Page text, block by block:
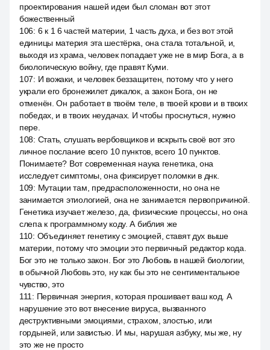
проектирования нашей идеи был сломан вот этот
божественный
106: 6 к 1 6 частей материи, 1 часть духа, и без вот этой
единицы материя эта шестёрка, она стала тотальной, и,
выходя из храма, человек попадает уже не в мир Бога, а в
биологическую войну, где правят Куми.
107: И вожаки, и человек беззащитен, потому что у него
украли его бронежилет дикалок, а закон Бога, он не
отменён. Он работает в твоём теле, в твоей крови и в твоих
победах, и в твоих неудачах. И чтобы проснуться, нужно
пере.
108: Стать, слушать вербовщиков и вскрыть своё вот это
личное послание всего 10 пунктов, всего 10 пунктов.
Понимаете? Вот современная наука генетика, она
исследует симптомы, она фиксирует поломки в днк.
109: Мутации там, предрасположенности, но она не
занимается этиологией, она не занимается первопричиной.
Генетика изучает железо, да, физические процессы, но она
слепа к программному коду. А библия же
110: Объединяет генетику с эмоцией, ставят дух выше
материи, потому что эмоции это первичный редактор кода.
Бог это не только закон. Бог это Любовь в нашей биологии,
в обычной Любовь это, ну как бы это не сентиментальное
чувство, это
111 : Первичная энергия, которая прошивает ваш код. А
нарушение это вот внесение вируса, вызванного
деструктивными эмоциями, страхом, злостью, или
гордыней, или завистью. И мы, нарушая азбуку, мы же, ну
это же не просто